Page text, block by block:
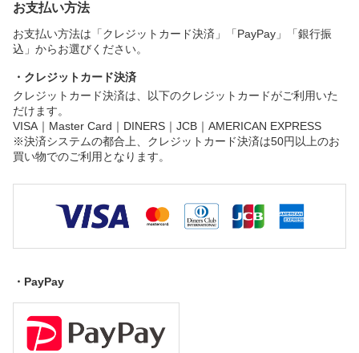
お支払い方法
お支払い方法は「クレジットカード決済」「PayPay」「銀行振
込」からお選びください。
・クレジットカード決済
クレジットカード決済は、以下のクレジットカードがご利用いた
だけます。
VISA｜Master Card｜DINERS｜JCB｜AMERICAN EXPRESS
※決済システムの都合上、クレジットカード決済は50円以上のお
買い物でのご利用となります。
・PayPay